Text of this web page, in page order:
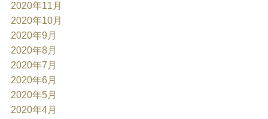
2020年11月
2020年10月
2020年9月
2020年8月
2020年7月
2020年6月
2020年5月
2020年4月